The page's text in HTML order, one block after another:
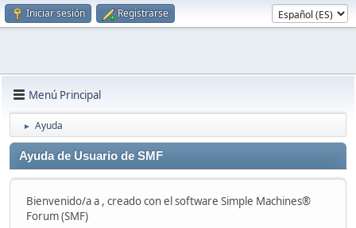
Iniciar sesión Registrarse
Menú Principal
► Ayuda
Ayuda de Usuario de SMF
Bienvenido/a a , creado con el software Simple Machines®
Forum (SMF)